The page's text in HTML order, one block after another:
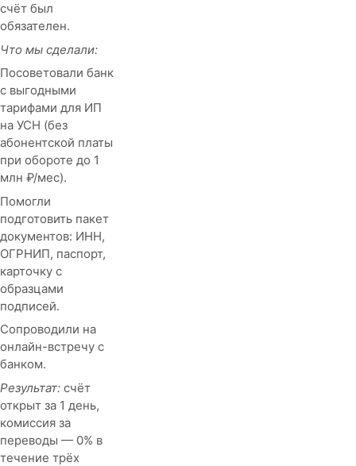
счёт был
обязателен.
Что мы сделали:
Посоветовали банк
с выгодными
тарифами для ИП
на УСН (без
абонентской платы
при обороте до 1
млн ₽/мес).
Помогли
подготовить пакет
документов: ИНН,
ОГРНИП, паспорт,
карточку с
образцами
подписей.
Сопроводили на
онлайн-встречу с
банком.
Результат: счёт
открыт за 1 день,
комиссия за
переводы — 0% в
течение трёх